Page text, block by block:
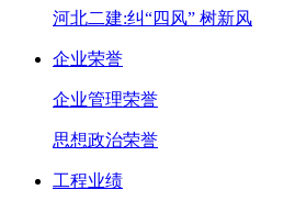
河北二建:纠“四风” 树新风
企业荣誉
企业管理荣誉
思想政治荣誉
工程业绩